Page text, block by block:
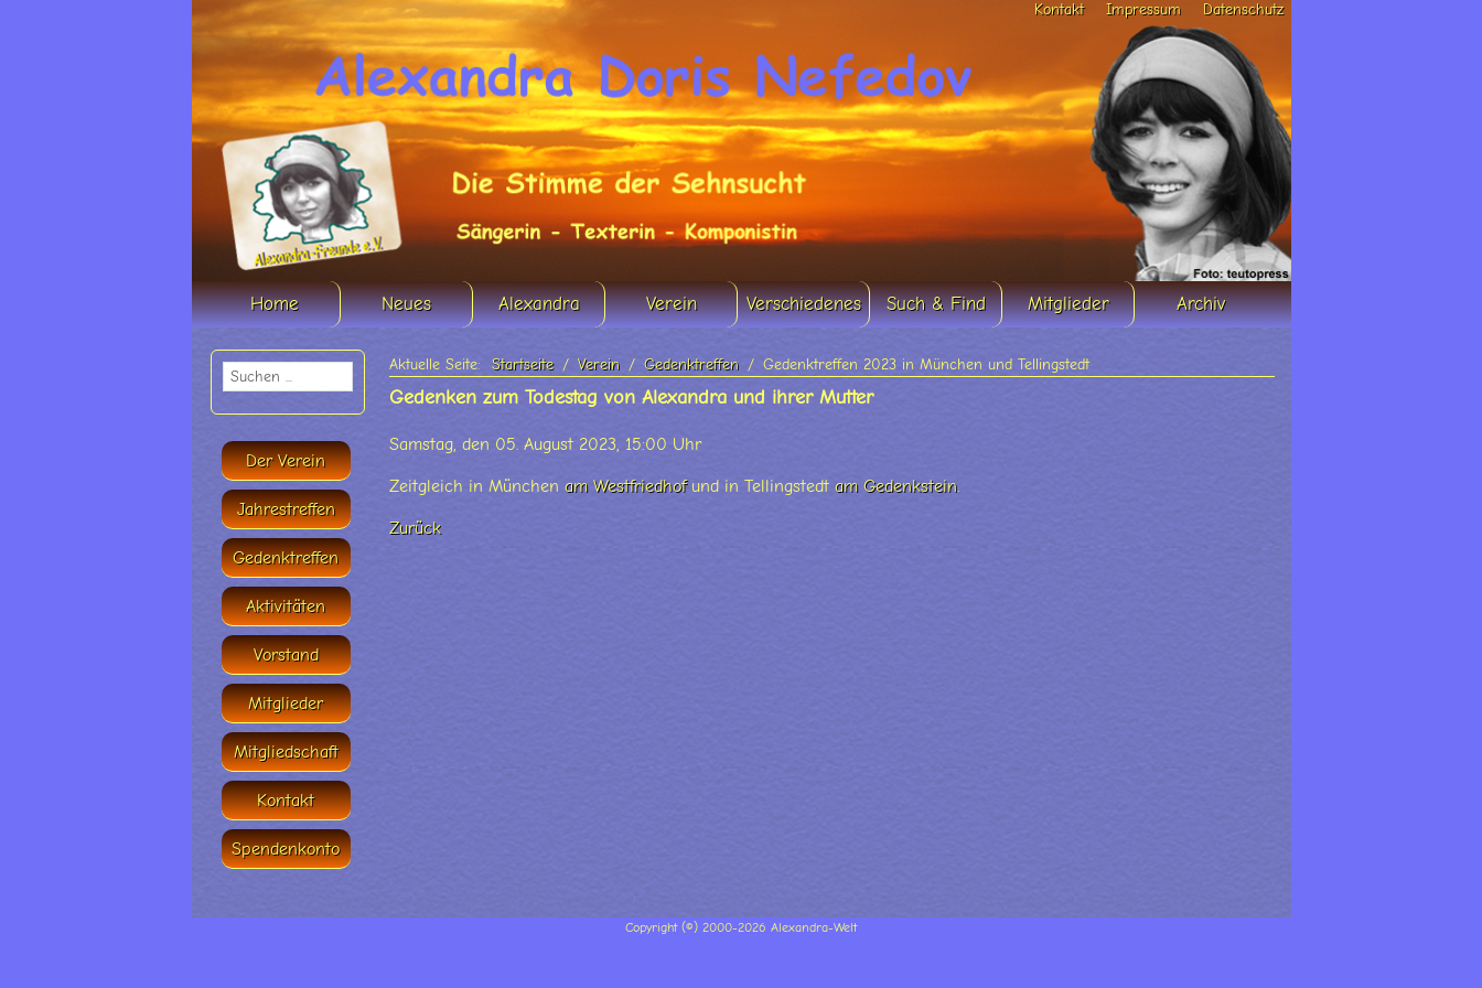
Kontakt Impressum Datenschutz
Home Neues Alexandra Verein Verschiedenes Such & Find Mitglieder Archiv
Der Verein
Jahrestreffen
Gedenktreffen
Aktivitäten
Vorstand
Mitglieder
Mitgliedschaft
Kontakt
Spendenkonto
Aktuelle Seite: Startseite Verein Gedenktreffen Gedenktreffen 2023 in München und Tellingstedt
Gedenken zum Todestag von Alexandra und ihrer Mutter
Samstag, den 05. August 2023, 15:00 Uhr
Zeitgleich in München am Westfriedhofund in Tellingstedt am Gedenkstein.
Zurück
Copyright (©) 2000-2026 Alexandra-Welt